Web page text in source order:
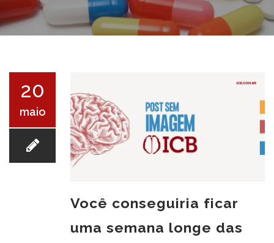
O ICB
20
maio
Você conseguiria ficar
uma semana longe das